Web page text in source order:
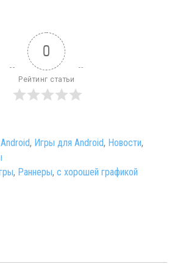
0
Рейтинг статьи
Android, Игры для Android, Новости,
, Раннеры, с хорошей графикой